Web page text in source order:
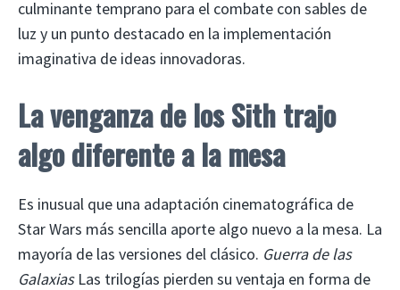
culminante temprano para el combate con sables de
luz y un punto destacado en la implementación
imaginativa de ideas innovadoras.
La venganza de los Sith trajo
algo diferente a la mesa
Es inusual que una adaptación cinematográfica de
Star Wars más sencilla aporte algo nuevo a la mesa. La
mayoría de las versiones del clásico. Guerra de las
Galaxias Las trilogías pierden su ventaja en forma de